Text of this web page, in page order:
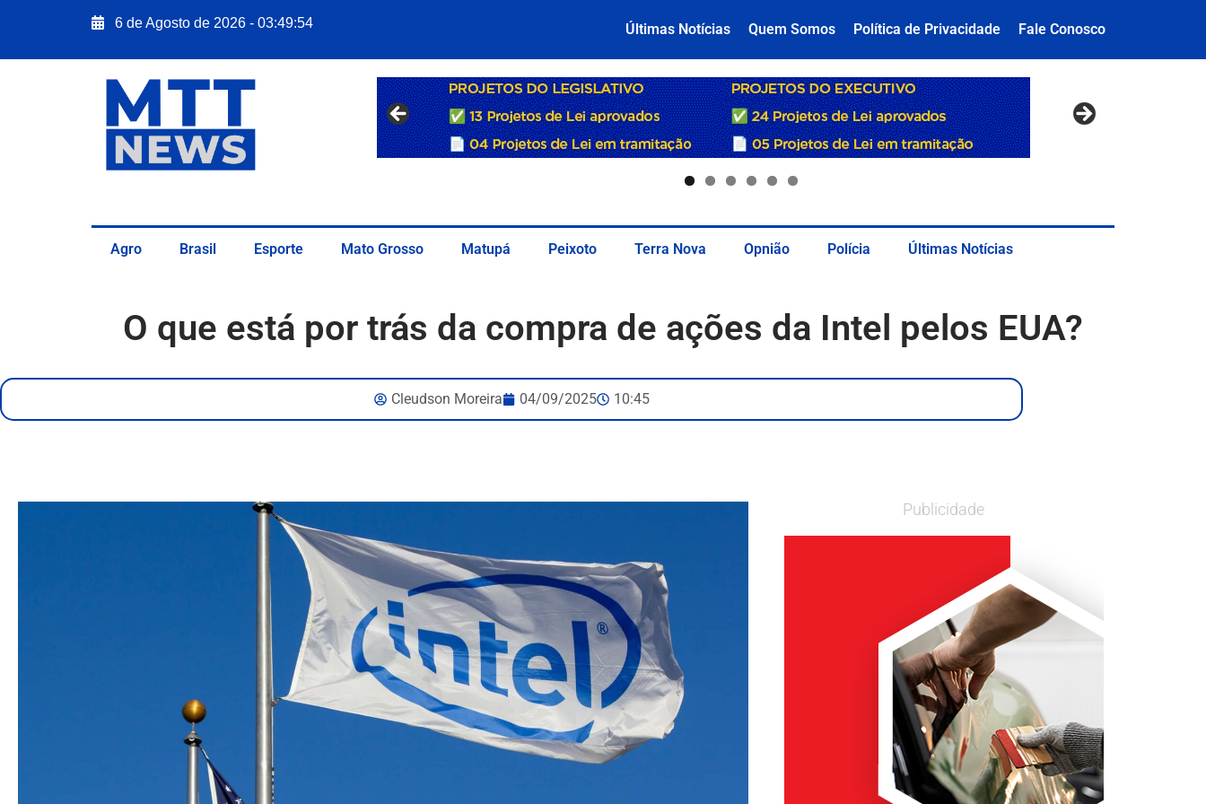
6 de Agosto de 2026 - 03:49:56 Últimas Notícias Quem Somos Política de Privacidade Fale Conosco
Agro Brasil Esporte Mato Grosso Matupá Peixoto Terra Nova Opnião Polícia Últimas Notícias
O que está por trás da compra de ações da Intel pelos EUA?
Cleudson Moreira 04/09/2025 10:45
Publicidade